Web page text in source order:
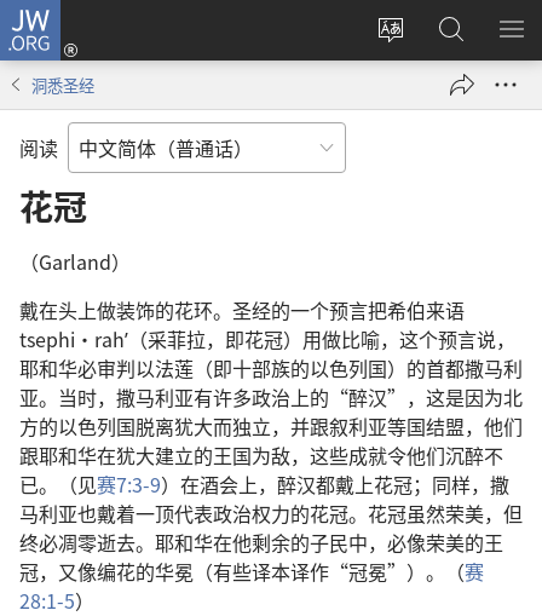
JW.ORG
更
登
录
（打
搜
索
JW.ORG
显
洞悉圣经
阅读
花冠
（Garland）
戴在头上做装饰的花环。圣经的一个预言把希伯来语
tsephi·rahʹ（采菲拉，即花冠）用做比喻，这个预言说，
耶和华必审判以法莲（即十部族的以色列国）的首都撒马利
亚。当时，撒马利亚有许多政治上的“醉汉”，这是因为北
方的以色列国脱离犹大而独立，并跟叙利亚等国结盟，他们
跟耶和华在犹大建立的王国为敌，这些成就令他们沉醉不
已。（见赛7:3-9）在酒会上，醉汉都戴上花冠；同样，撒
马利亚也戴着一顶代表政治权力的花冠。花冠虽然荣美，但
终必凋零逝去。耶和华在他剩余的子民中，必像荣美的王
冠，又像编花的华冕（有些译本译作“冠冕”）。（赛
28:1-5）